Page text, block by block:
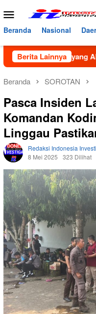
ke
konten
Menu
Mobile
Beranda Nasional
Berita Lainnya
Data yang Akurat
Beranda SOROTAN
Pasca Insiden
Komandan
Linggau
Redaksi Indonesia
8 Mei 2025
323 Dilihat